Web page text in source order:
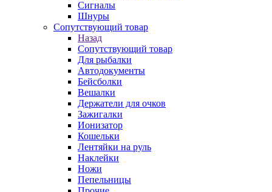
Сигналы
Шнуры
Сопутствующий товар
Назад
Сопутствующий товар
Для рыбалки
Автодокументы
Бейсболки
Вешалки
Держатели для очков
Зажигалки
Ионизатор
Кошельки
Лентяйки на руль
Наклейки
Ножи
Пепельницы